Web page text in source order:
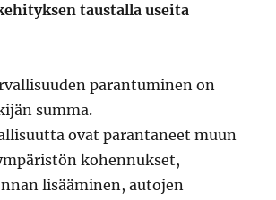
taustalla useita
parantuminen on
summa.
ovat parantaneet muun
kohennukset,
lisääminen, autojen